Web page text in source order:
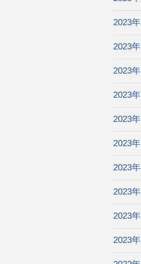
2023年
2023年
2023年
2023年
2023年
2023年
2023年
2023年
2023年
2023年